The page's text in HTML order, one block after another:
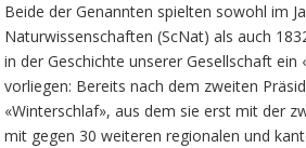
Beide der Genannten spielten sowohl im
Naturwissenschaften (ScNat) als auch
in der Geschichte unserer Gesellschaft
vorliegen: Bereits nach dem zweiten
«Winterschlaf», aus dem sie erst mit der
mit gegen 30 weiteren regionalen und